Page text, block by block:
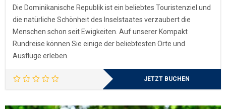
Die Dominikanische Republik ist ein beliebtes Touristenziel und
die natürliche Schönheit des Inselstaates verzaubert die
Menschen schon seit Ewigkeiten. Auf unserer Kompakt
Rundreise können Sie einige der beliebtesten Orte und
Ausflüge erleben.
JETZT BUCHEN